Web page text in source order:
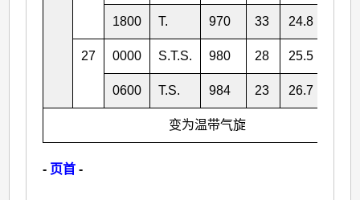
1800 T. 970 33 24.8
27 0000 S.T.S. 980 28 25.5
0600 T.S. 984 23 26.7
变为温带气旋
- 页首 -